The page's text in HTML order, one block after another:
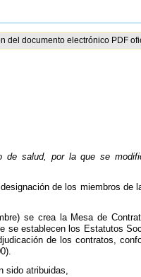
del documento electrónico PDF
de salud, por la que se
de los miembros de
se crea la Mesa de
se establecen los Estatutos
de los contratos,
sido atribuidas,